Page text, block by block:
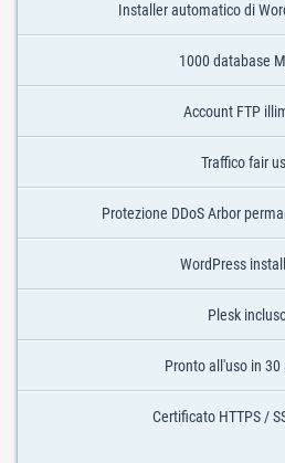
Installer automatico di
1000 database
Account FTP
Traffico fair
Protezione DDoS Arbor
WordPress
Plesk
Pronto all'uso in 30
Certificato HTTPS /